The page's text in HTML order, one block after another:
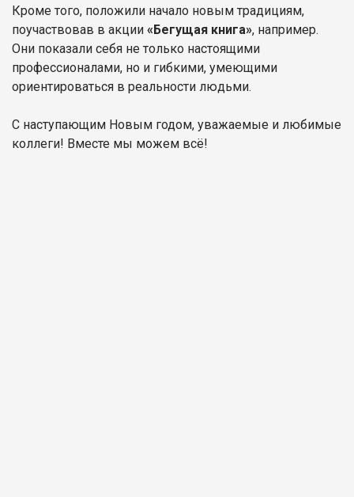
Кроме того, положили начало новым традициям,
поучаствовав в акции «Бегущая книга», например.
Они показали себя не только настоящими
профессионалами, но и гибкими, умеющими
ориентироваться в реальности людьми.
С наступающим Новым годом, уважаемые и любимые
коллеги! Вместе мы можем всё!